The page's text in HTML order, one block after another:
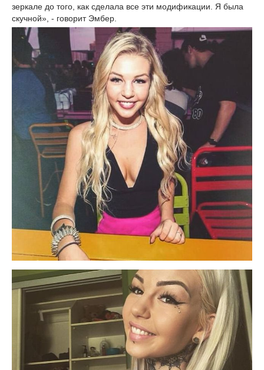
зеркале до того, как сделала все эти модификации. Я была
скучной», - говорит Эмбер.